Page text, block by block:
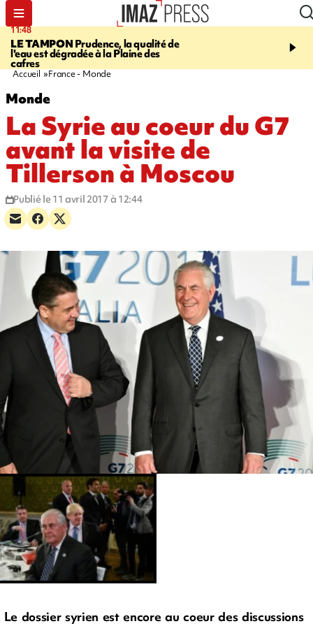
11:48
LE TAMPON Prudence, la qualité de
l'eau est dégradée à la Plaine des
cafres
12:48
Cap Lahoussaye du 10
Accueil France - Monde
Monde
La Syrie au coeur du G7
avant la visite de
Tillerson à Moscou
Publié le 11 avril 2017 à 12:44
Le dossier syrien est encore au coeur des discussions